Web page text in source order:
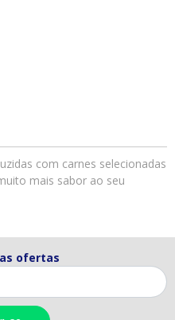
com carnes selecionadas
mais sabor ao seu
ofertas